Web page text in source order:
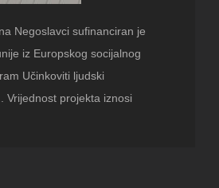
Negoslavci sufinanciran je
iz Europskog socijalnog
Učinkoviti ljudski
Vrijednost projekta iznosi